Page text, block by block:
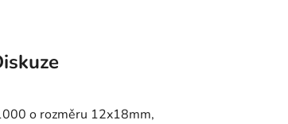
o rozměru 12x18mm,